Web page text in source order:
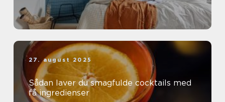
27. august 2025
Sådan laver du smagfulde cocktails med
få ingredienser